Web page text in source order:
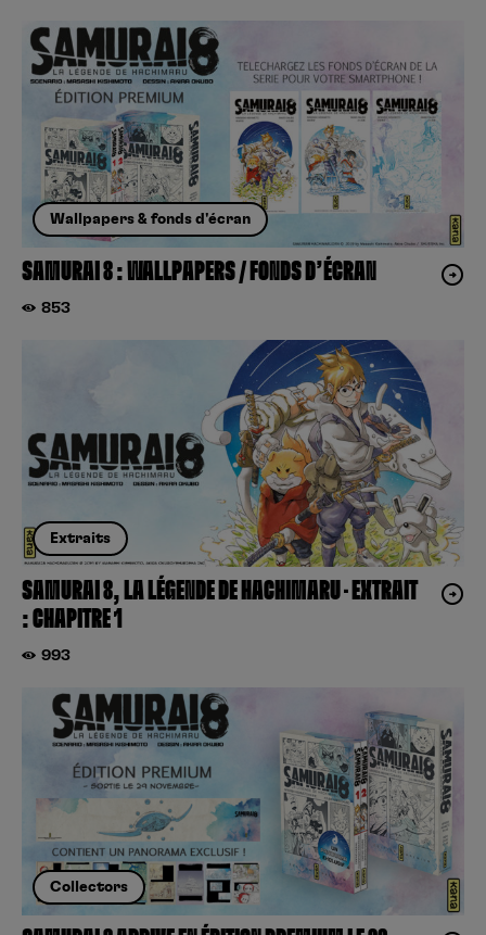
Wallpapers & fonds d'écran
SAMURAI 8 : WALLPAPERS / FONDS D’ÉCRAN
853
Extraits
SAMURAI 8, LA LÉGENDE DE HACHIMARU – EXTRAIT
: CHAPITRE 1
993
Collectors